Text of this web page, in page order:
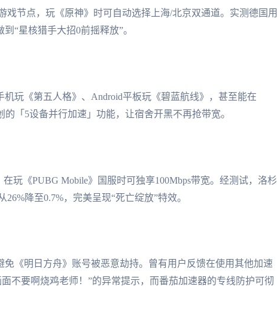
戏节点，玩《原神》时可自动选择上海/北京双通道。实测德国用
“星核猎手大招0前摇释放”。
机玩《第五人格》、Android平板玩《碧蓝航线》，甚至能在
「5设备并行加速」功能，让宿舍开黑不再抢带宽。
玩《PUBG Mobile》国服时可独享100Mbps带宽。经测试，洛杉
降至0.7%，完美呈现“死亡绽放”特效。
免《明日方舟》账号被恶意劫持。曾有用户反馈在使用其他加速
不要啊烧鸡老师！”的异常提示，而番茄加速器的专线防护可彻